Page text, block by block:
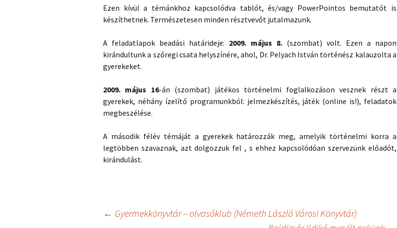
Ezen kívül a témánkhoz kapcsolódva tablót, és/vagy PowerPointos bemutatót is
készíthetnek. Természetesen minden résztvevőt jutalmazunk.
A feladatlapok beadási határideje: 2009. május 8. (szombat) volt. Ezen a napon
kirándultunk a szőregi csata helyszínére, ahol, Dr. Pelyach István történész kalauzolta a
gyerekeket.
2009. május 16-án (szombat) játékos történelmi foglalkozáson vesznek részt a
gyerekek, néhány ízelítő programunkból: jelmezkészítés, játék (online is!), feladatok
megbeszélése.
A második félév témáját a gyerekek határozzák meg, amelyik történelmi korra a
legtöbben szavaznak, azt dolgozzuk fel , s ehhez kapcsolódóan szervezünk előadót,
kirándulást.
Bejegyzés← Gyermekkönyvtár – olvasóklub (Németh László Városi Könyvtár)